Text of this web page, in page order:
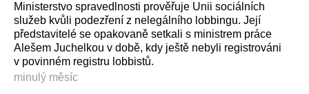
Ministerstvo spravedlnosti prověřuje Unii sociálních
služeb kvůli podezření z nelegálního lobbingu. Její
představitelé se opakovaně setkali s ministrem práce
Alešem Juchelkou v době, kdy ještě nebyli registrováni
v povinném registru lobbistů.
minulý měsíc